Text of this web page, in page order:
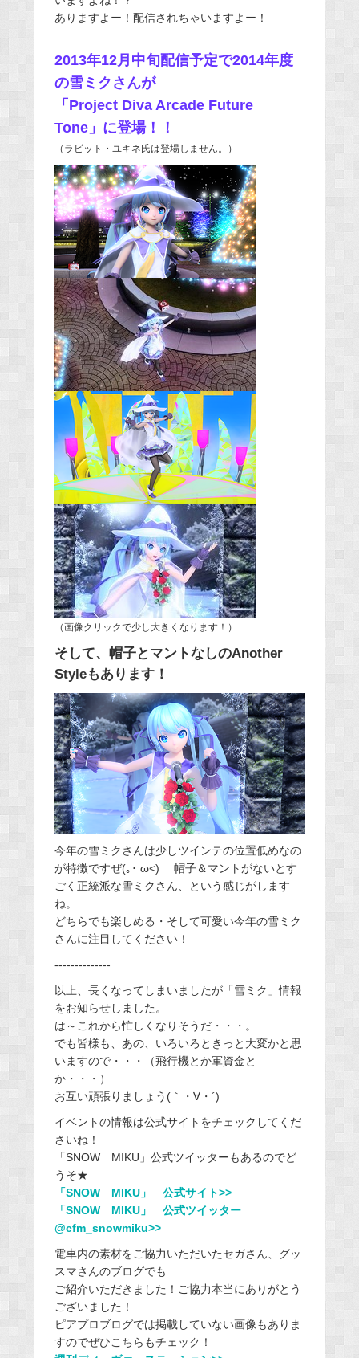
ありますよー！配信されちゃいますよー！
2013年12月中旬配信予定で2014年度
の雪ミクさんが
「Project Diva Arcade Future
Tone」に登場！！
（ラビット・ユキネ氏は登場しません。）
（画像クリックで少し大きくなります！）
そして、帽子とマントなしのAnother
Styleもあります！
今年の雪ミクさんは少しツインテの位置低めなの
が特徴ですぜ(｡･ ω<)ゞ 帽子＆マントがないとす
ごく正統派な雪ミクさん、という感じがします
ね。
どちらでも楽しめる・そして可愛い今年の雪ミク
さんに注目してください！
--------------
以上、長くなってしまいましたが「雪ミク」情報
をお知らせしました。
は～これから忙しくなりそうだ・・・。
でも皆様も、あの、いろいろときっと大変かと思
いますので・・・（飛行機とか軍資金と
か・・・）
お互い頑張りましょう(｀・∀・´)
イベントの情報は公式サイトをチェックしてくだ
さいね！
「SNOW MIKU」公式ツイッターもあるのでど
うそ★
「SNOW MIKU」 公式サイト>>
「SNOW MIKU」 公式ツイッター
@cfm_snowmiku>>
電車内の素材をご協力いただいたセガさん、グッ
スマさんのブログでも
ご紹介いただきました！ご協力本当にありがとう
ございました！
ピアプロブログでは掲載していない画像もありま
すのでぜひこちらもチェック！